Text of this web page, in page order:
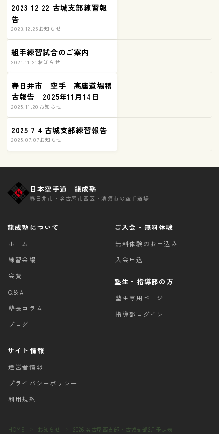
2023 12 22 古城支部練習報
告
2023.12.25お知らせ
組手練習試合のご案内
2021.11.21 お知らせ
春日井市 空手 高座道場稽
古報告 2025年11月14日
2025.11.20 お知らせ
2025 7 4 古城支部練習報告
2025.07.07お知らせ
日本空手道 龍成塾
春日井市・名古屋市西区・清須市の空手道場
龍成塾について
ホーム
練習会場
会費
Q＆A
塾長コラム
ブログ
ご入会・無料体験
無料体験のお申込み
入会申込
塾生・指導部の方
塾生専用ページ
指導部ログイン
サイト情報
運営者情報
プライバシーポリシー
利用規約
HOME お知らせ 2026 名古屋西支部・古城支部2月予定表